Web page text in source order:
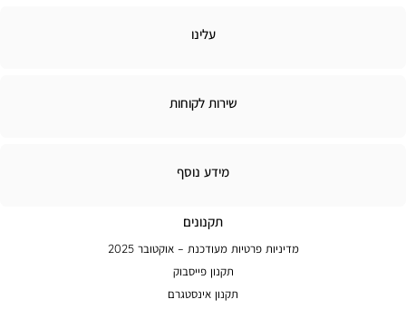
עלינו
שירות לקוחות
מידע
מידע נוסף
תקנונים
מדיניות פרטיות מעודכנת – אוקטובר 2025
תקנון פייסבוק
תקנון אינסטגרם